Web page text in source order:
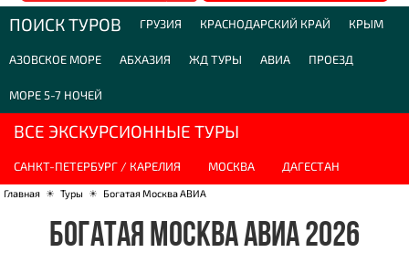
ПОИСК ТУРОВ ГРУЗИЯ КРАСНОДАРСКИЙ КРАЙ КРЫМ
АЗОВСКОЕ МОРЕ АБХАЗИЯ ЖД ТУРЫ АВИА ПРОЕЗД
МОРЕ 5-7 НОЧЕЙ
ВСЕ ЭКСКУРСИОННЫЕ ТУРЫ
САНКТ-ПЕТЕРБУРГ / КАРЕЛИЯ МОСКВА ДАГЕСТАН
Главная ☀ Туры ☀ Богатая Москва АВИА
БОГАТАЯ МОСКВА АВИА 2026